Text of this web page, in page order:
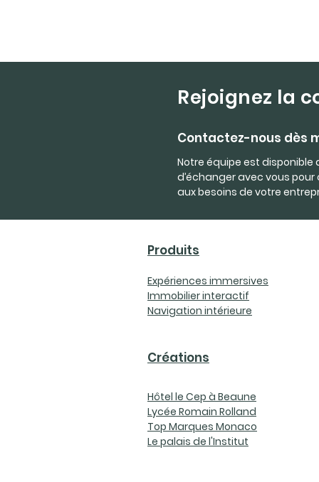
Rejoignez la
Contactez-nous dès
Notre équipe est disponible
d’échanger avec vous
aux besoins de votre
Produits
Expériences immersives
Immobilier interactif
Navigation intérieure
Créations
Hôtel le Cep à Beaune
Lycée Romain Rolland
Top Marques Monaco
Le palais de l'Institut